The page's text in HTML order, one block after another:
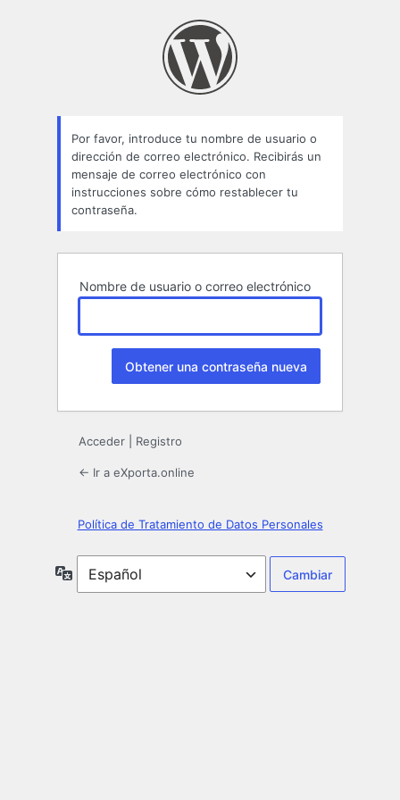
Por favor, introduce tu nombre de usuario o
dirección de correo electrónico. Recibirás un
mensaje de correo electrónico con
instrucciones sobre cómo restablecer tu
contraseña.
Nombre de usuario o correo electrónico
Acceder Registro
← Ir a eXporta.online
Política de Tratamiento de Datos Personales
Idioma